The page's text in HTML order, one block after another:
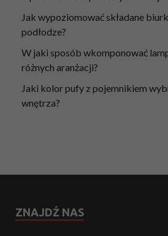
Jak wypoziomować składane
podłodze?
W jaki sposób wkomponować
różnych aranżacji?
Jaki kolor pufy z pojemnikiem
wnętrza?
ZNAJDŹ NAS